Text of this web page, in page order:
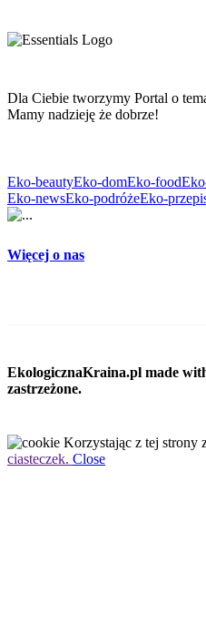
Dla Ciebie tworzymy Portal o
Mamy nadzieję że dobrze!
Eko-beautyEko-domEko-food
Eko-newsEko-podróżeEko-
Więcej o nas
EkologicznaKraina.pl made
zastrzeżone.
Korzystając z tej strony
ciasteczek. Close